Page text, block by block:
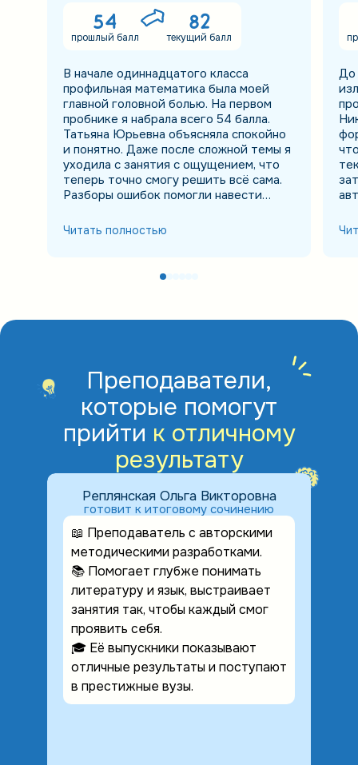
54
прошлый балл
82
текущий балл
В начале одиннадцатого класса
профильная математика была моей
главной головной болью. На первом
пробнике я набрала всего 54 балла.
Татьяна Юрьевна объясняла спокойно
и понятно. Даже после сложной темы я
уходила с занятия с ощущением, что
теперь точно смогу решить всё сама.
Разборы ошибок помогли навести
хвататься за всё сразу и начала
Когда увидела результат, сначала не
благодарна Татьяне Юрьевне за
Читать полностью
До
Преподаватели,
которые помогут
прийти к отличному
результату
Реплянская Ольга Викторовна
готовит к итоговому сочинению
📖 Преподаватель с авторскими
методическими разработками.
📚 Помогает глубже понимать
литературу и язык, выстраивает
занятия так, чтобы каждый смог
проявить себя.
🎓 Её выпускники показывают
отличные результаты и поступают
в престижные вузы.